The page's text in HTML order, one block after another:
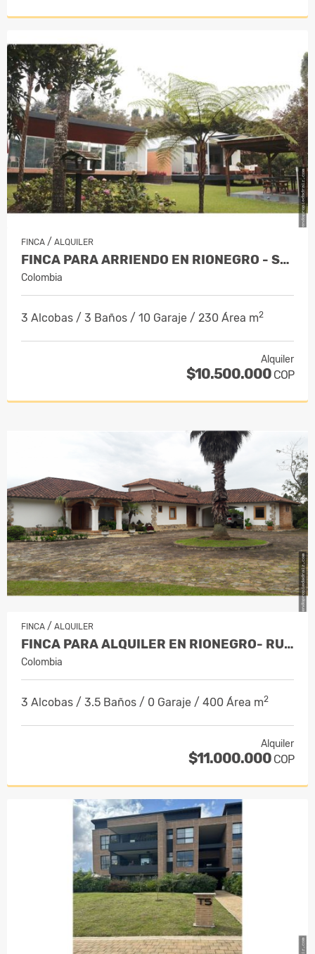
FINCA / ALQUILER
FINCA PARA ARRIENDO EN RIONEGRO - SECT…
Colombia
3 Alcobas / 3 Baños / 10 Garaje / 230 Área m2
Alquiler
$10.500.000 COP
FINCA / ALQUILER
FINCA PARA ALQUILER EN RIONEGRO- RURAL
Colombia
3 Alcobas / 3.5 Baños / 0 Garaje / 400 Área m2
Alquiler
$11.000.000 COP